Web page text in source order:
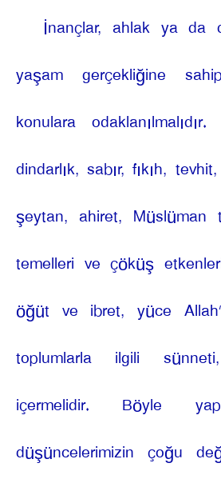
İnançlar, ahlak ya da
yaşam gerçekliğine
konulara
dindarlık, sabır, fıkıh,
şeytan, ahiret, Müslüman
temelleri ve çöküş
öğüt ve ibret, yüce
toplumlarla ilgili
içermelidir. Böyle
düşüncelerimizin çoğu